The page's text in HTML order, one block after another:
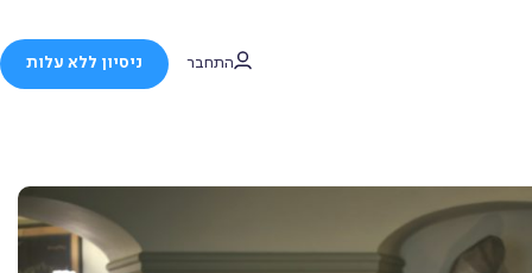
התחבר ניסיון ללא עלות